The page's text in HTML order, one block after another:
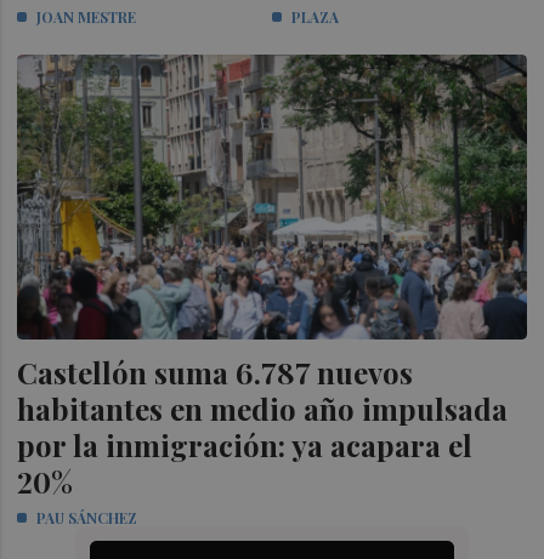
JOAN MESTRE PLAZA
Castellón suma 6.787 nuevos
habitantes en medio año impulsada
por la inmigración: ya acapara el
20%
PAU SÁNCHEZ